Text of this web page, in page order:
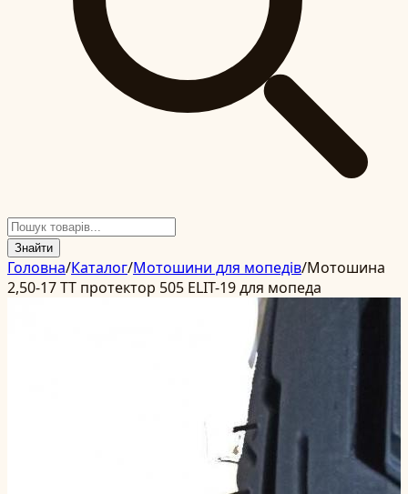
Знайти
Головна/Каталог/Мотошини для мопедів/Мотошина
2,50-17 TT протектор 505 ELIT-19 для мопеда